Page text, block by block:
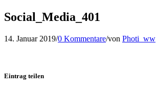
Social_Media_401
14. Januar 2019/0 Kommentare/von Photi_ww
Eintrag teilen